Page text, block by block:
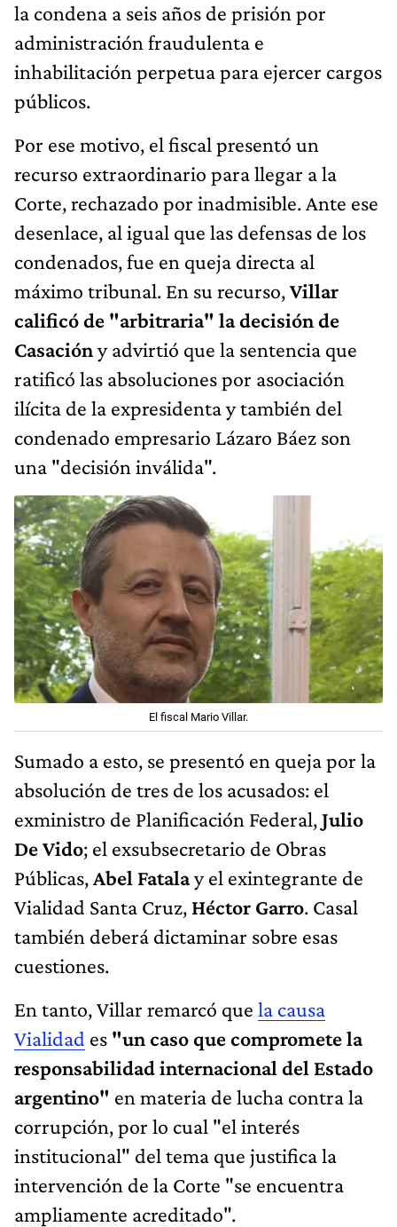
la condena a seis años de prisión por
administración fraudulenta e
inhabilitación perpetua para ejercer cargos
públicos.
Por ese motivo, el fiscal presentó un
recurso extraordinario para llegar a la
Corte, rechazado por inadmisible. Ante ese
desenlace, al igual que las defensas de los
condenados, fue en queja directa al
máximo tribunal. En su recurso,Villar
calificó de "arbitraria" la decisión de
Casacióny advirtió que la sentencia que
ratificó las absoluciones por asociación
ilícita de la expresidenta y también del
condenado empresario Lázaro Báez son
una "decisión inválida".
El fiscal Mario Villar.
Sumado a esto, se presentó en queja por la
absolución de tres de los acusados: el
exministro de Planificación Federal,Julio
De Vido; el exsubsecretario de Obras
Públicas,Abel Fatalay el exintegrante de
Vialidad Santa Cruz, Héctor Garro. Casal
también deberá dictaminar sobre esas
cuestiones.
En tanto, Villar remarcó que la causa
Vialidad es "un caso que compromete la
responsabilidad internacional del Estado
argentino" en materia de lucha contra la
corrupción, por lo cual "el interés
institucional" del tema que justifica la
intervención de la Corte "se encuentra
ampliamente acreditado".